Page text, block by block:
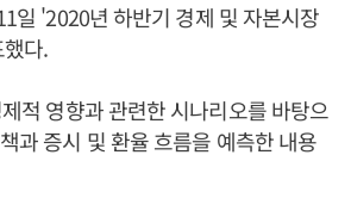
일 '2020년 하반기 경제 및 자본시장
다.
적 영향과 관련한 시나리오를 바탕으
과 증시 및 환율 흐름을 예측한 내용